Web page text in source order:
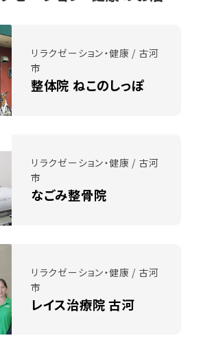
リラクゼーション・健康 / 古河
市
整体院 ねこのしっぽ
リラクゼーション・健康 / 古河
市
なごみ整骨院
リラクゼーション・健康 / 古河
市
レイス治療院 古河